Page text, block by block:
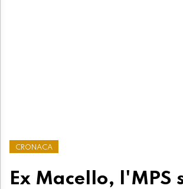
CRONACA
Ex Macello, l'MPS